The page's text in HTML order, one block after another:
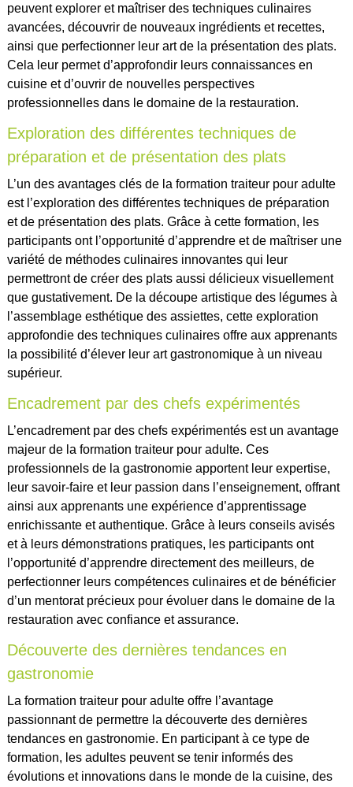
peuvent explorer et maîtriser des techniques culinaires
avancées, découvrir de nouveaux ingrédients et recettes,
ainsi que perfectionner leur art de la présentation des plats.
Cela leur permet d’approfondir leurs connaissances en
cuisine et d’ouvrir de nouvelles perspectives
professionnelles dans le domaine de la restauration.
Exploration des différentes techniques de
préparation et de présentation des plats
L’un des avantages clés de la formation traiteur pour adulte
est l’exploration des différentes techniques de préparation
et de présentation des plats. Grâce à cette formation, les
participants ont l’opportunité d’apprendre et de maîtriser une
variété de méthodes culinaires innovantes qui leur
permettront de créer des plats aussi délicieux visuellement
que gustativement. De la découpe artistique des légumes à
l’assemblage esthétique des assiettes, cette exploration
approfondie des techniques culinaires offre aux apprenants
la possibilité d’élever leur art gastronomique à un niveau
supérieur.
Encadrement par des chefs expérimentés
L’encadrement par des chefs expérimentés est un avantage
majeur de la formation traiteur pour adulte. Ces
professionnels de la gastronomie apportent leur expertise,
leur savoir-faire et leur passion dans l’enseignement, offrant
ainsi aux apprenants une expérience d’apprentissage
enrichissante et authentique. Grâce à leurs conseils avisés
et à leurs démonstrations pratiques, les participants ont
l’opportunité d’apprendre directement des meilleurs, de
perfectionner leurs compétences culinaires et de bénéficier
d’un mentorat précieux pour évoluer dans le domaine de la
restauration avec confiance et assurance.
Découverte des dernières tendances en
gastronomie
La formation traiteur pour adulte offre l’avantage
passionnant de permettre la découverte des dernières
tendances en gastronomie. En participant à ce type de
formation, les adultes peuvent se tenir informés des
évolutions et innovations dans le monde de la cuisine, des